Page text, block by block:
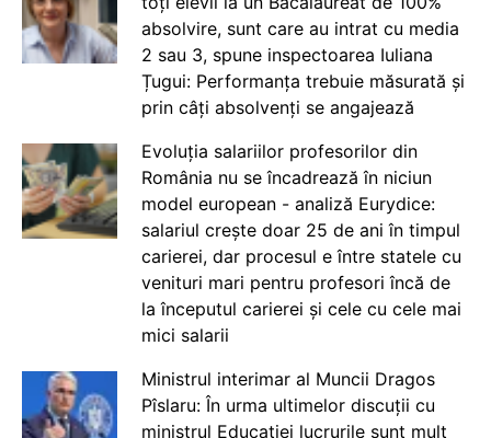
absolvire, sunt care au intrat cu media
2 sau 3, spune inspectoarea Iuliana
Țugui: Performanța trebuie măsurată și
prin câți absolvenți se angajează
Evoluția salariilor profesorilor din
România nu se încadrează în niciun
model european - analiză Eurydice:
salariul crește doar 25 de ani în timpul
carierei, dar procesul e între statele cu
venituri mari pentru profesori încă de
la începutul carierei și cele cu cele mai
mici salarii
Ministrul interimar al Muncii Dragos
Pîslaru: În urma ultimelor discuții cu
ministrul Educației lucrurile sunt mult